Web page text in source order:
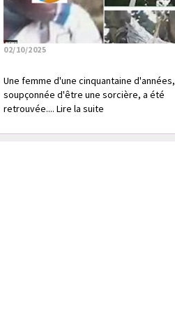
02/10/2025
Une femme d'une cinquantaine d'années,
soupçonnée d'être une sorcière, a été
retrouvée.... Lire la suite